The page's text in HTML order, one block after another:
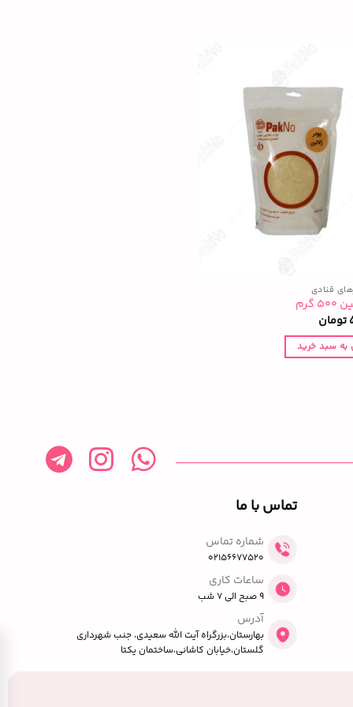
قنادی
گرم
تومان
به سبد خرید
تماس با ما
شماره تماس
02156677520
ساعات کاری
9 صبح الی 7 شب
آدرس
بهارستان،بزرگراه آیت الله سعیدی، جنب شهرداری
گلستان،خیابان کاشانی،ساختمان یکتا